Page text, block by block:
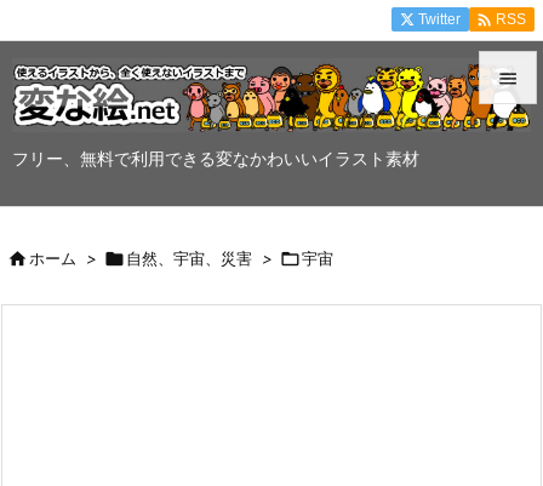
フリー、無料で利用できる変なかわいいイラスト素材


Twitter  RSS
ホーム > 自然、宇宙、災害 > 宇宙